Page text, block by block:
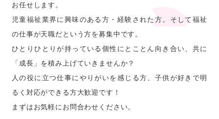
お任せします。
児童福祉業界に興味のある方・経験された方。そして福祉
の仕事が天職だという方を募集中です。
ひとりひとりが持っている個性にとことん向き合い、共に
「成長」を積み上げていきませんか？
人の役に立つ仕事にやりがいを感じる方、子供が好きで明
るく対応ができる方大歓迎です！
まずはお気軽にお問合わせください。